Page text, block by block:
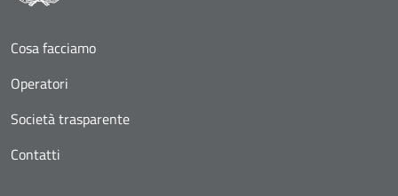
Cosa facciamo
Operatori
Società trasparente
Contatti